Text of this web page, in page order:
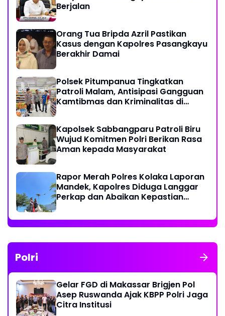
Berjalan
Orang Tua Bripda Azril Pastikan
Kasus dengan Kapolres Pasangkayu
Berakhir Damai
Polsek Pitumpanua Tingkatkan
Patroli Malam, Antisipasi Gangguan
Kamtibmas dan Kriminalitas di
Kapolsek Sabbangparu Patroli Biru
Wujud Komitmen Polri Berikan Rasa
Aman kepada Masyarakat
Rapor Merah Polres Kolaka Laporan
Mandek, Kapolres Diduga Langgar
Perkap dan Abaikan Kepastian
Polri
Gelar FGD di Makassar Brigjen Pol
Asep Ruswanda Ajak KBPP Polri Jaga
Citra Institusi